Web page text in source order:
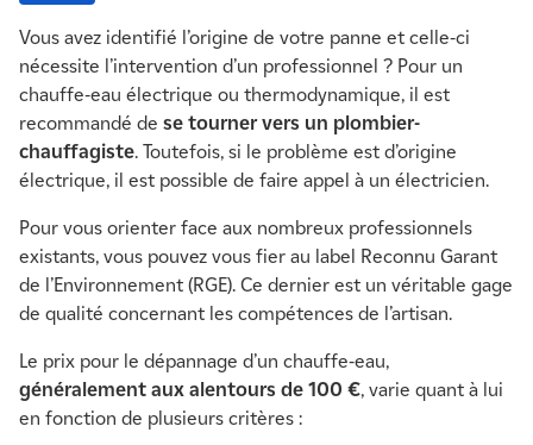
Vous avez identifié l’origine de votre panne et celle-ci
nécessite l’intervention d’un professionnel ? Pour un
chauffe-eau électrique ou thermodynamique, il est
recommandé de se tourner vers un plombier-
chauffagiste. Toutefois, si le problème est d’origine
électrique, il est possible de faire appel à un électricien.
Pour vous orienter face aux nombreux professionnels
existants, vous pouvez vous fier au label Reconnu Garant
de l’Environnement (RGE). Ce dernier est un véritable gage
de qualité concernant les compétences de l’artisan.
Le prix pour le dépannage d’un chauffe-eau,
généralement aux alentours de 100 €, varie quant à lui
en fonction de plusieurs critères :